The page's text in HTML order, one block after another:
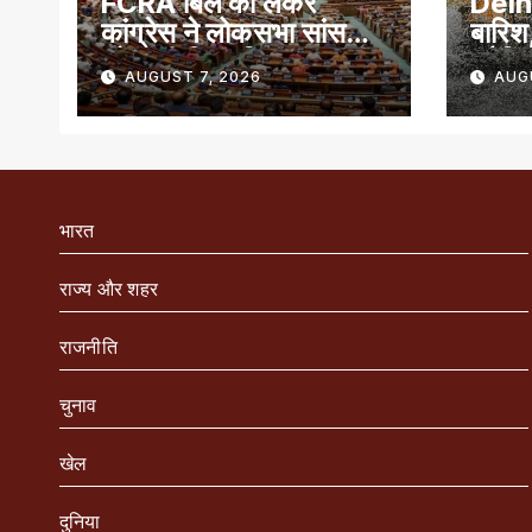
कांग्रेस ने लोकसभा सांसदों
को जारी किया व्हिप
AUGUST 7, 2026
जारी
भारत
राज्य और शहर
राजनीति
चुनाव
खेल
दुनिया